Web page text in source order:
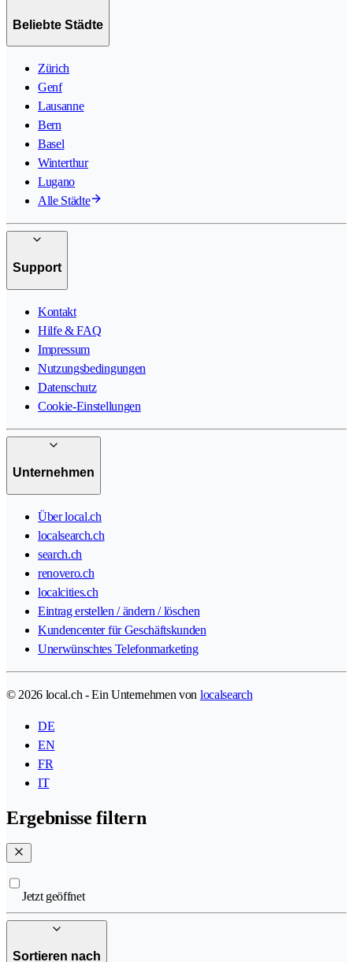
Beliebte Städte
Zürich
Genf
Lausanne
Bern
Basel
Winterthur
Lugano
Alle Städte
Support
Kontakt
Hilfe & FAQ
Impressum
Nutzungsbedingungen
Datenschutz
Cookie-Einstellungen
Unternehmen
Über local.ch
localsearch.ch
search.ch
renovero.ch
localcities.ch
Eintrag erstellen / ändern / löschen
Kundencenter für Geschäftskunden
Unerwünschtes Telefonmarketing
© 2026 local.ch - Ein Unternehmen von localsearch
DE
EN
FR
IT
Ergebnisse filtern
Jetzt geöffnet
Sortieren nach